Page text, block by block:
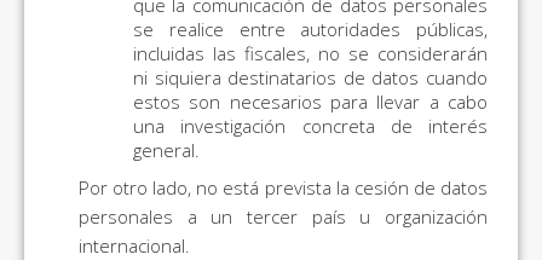
que la comunicación de datos personales
se realice entre autoridades públicas,
incluidas las fiscales, no se considerarán
ni siquiera destinatarios de datos cuando
estos son necesarios para llevar a cabo
una investigación concreta de interés
general.
Por otro lado, no está prevista la cesión de datos
personales a un tercer país u organización
internacional.